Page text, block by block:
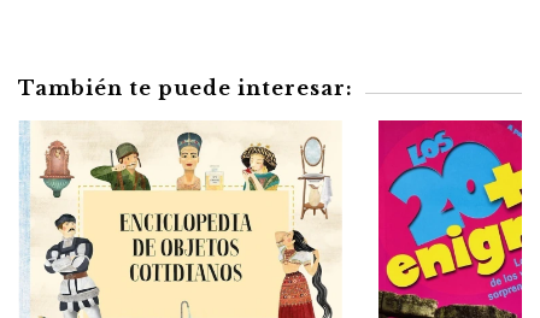
También te puede interesar: